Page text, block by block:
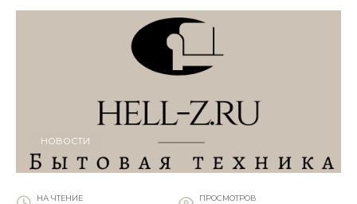
НОВОСТИ
НА ЧТЕНИЕ ПРОСМОТРОВ